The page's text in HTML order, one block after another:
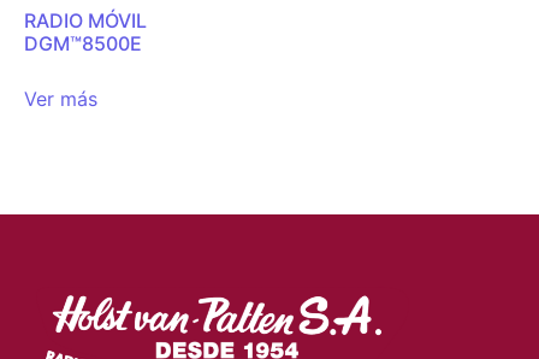
RADIO MÓVIL
DGM™8500E
Ver más